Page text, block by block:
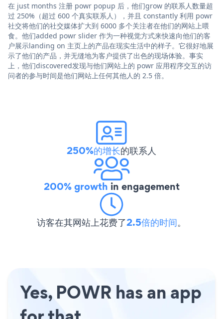
在 just months 注册 powr popup 后，他们grow 的联系人数量超
过 250%（超过 600 个真实联系人），并且 constantly 利用 powr
社交将他们的社交媒体扩大到 6000 多个关注者在他们的网站上喂
食。他们added powr slider 作为一种视觉方式来快速向他们的客
户展示landing on 主页上的产品在现实生活中的样子。它很好地展
示了他们的产品，并无缝地为客户提供了出色的现场体验。事实
上，他们discovered发现与他们网站上的 powr 应用程序交互的访
问者的参与时间是他们网站上任何其他人的 2.5 倍。
250%的增长的联系人
200% growth in engagement
访客在其网站上花费了2.5倍的时间。
Yes, POWR has an app